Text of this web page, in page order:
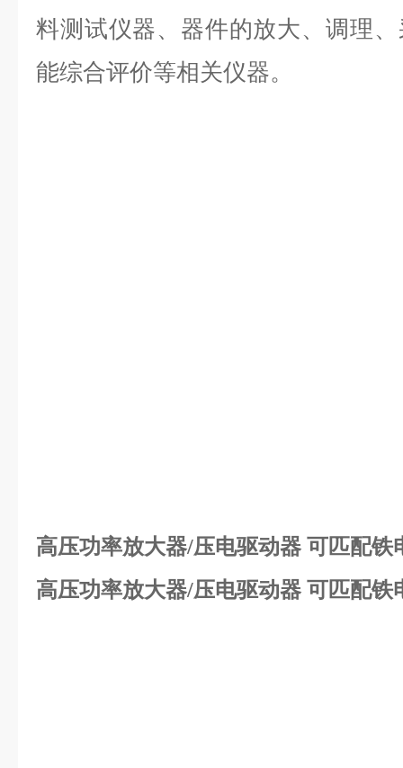
料测试仪器、器件的放大、调理
能综合评价等相关仪器。
高压功率放大器/压电驱动器 可匹配铁
高压功率放大器/压电驱动器 可匹配铁